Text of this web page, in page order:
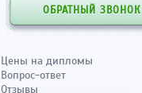
ОБРАТНЫЙ ЗВОНОК
Цены на дипломы
Вопрос-ответ
Отзывы